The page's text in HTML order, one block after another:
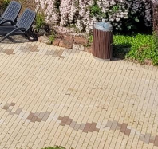
Impressum Datenschutz